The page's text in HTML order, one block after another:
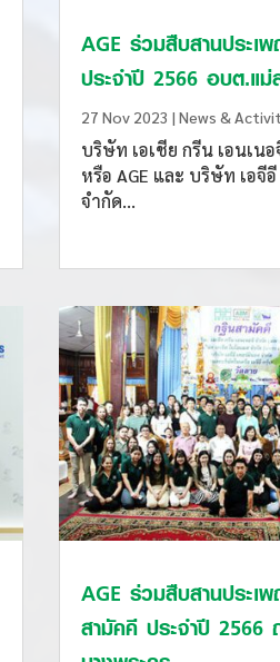
AGE ร่วมสืบสานประเ
ประจำปี 2566 อบต.แม่
27 Nov 2023 |News &
บริษัท เอเชีย กรีน เอนเน
หรือ AGE และ บริษัท เอจี
จำกัด...
AGE ร่วมสืบสานประ
สามัคคี ประจำปี